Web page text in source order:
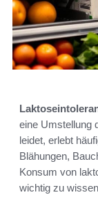
eine Umstellung
leidet, erlebt
Blähungen,
Konsum von
wichtig zu